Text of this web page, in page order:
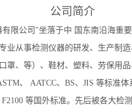
公司简介
有限公司"坐落于中 国东南沿海重
业从事检测仪器的研发、生产制
罩、等）、鞋材、塑料、劳保用
、 AATCC、BS、JIS 等标准
等国外标准。先后被各大检